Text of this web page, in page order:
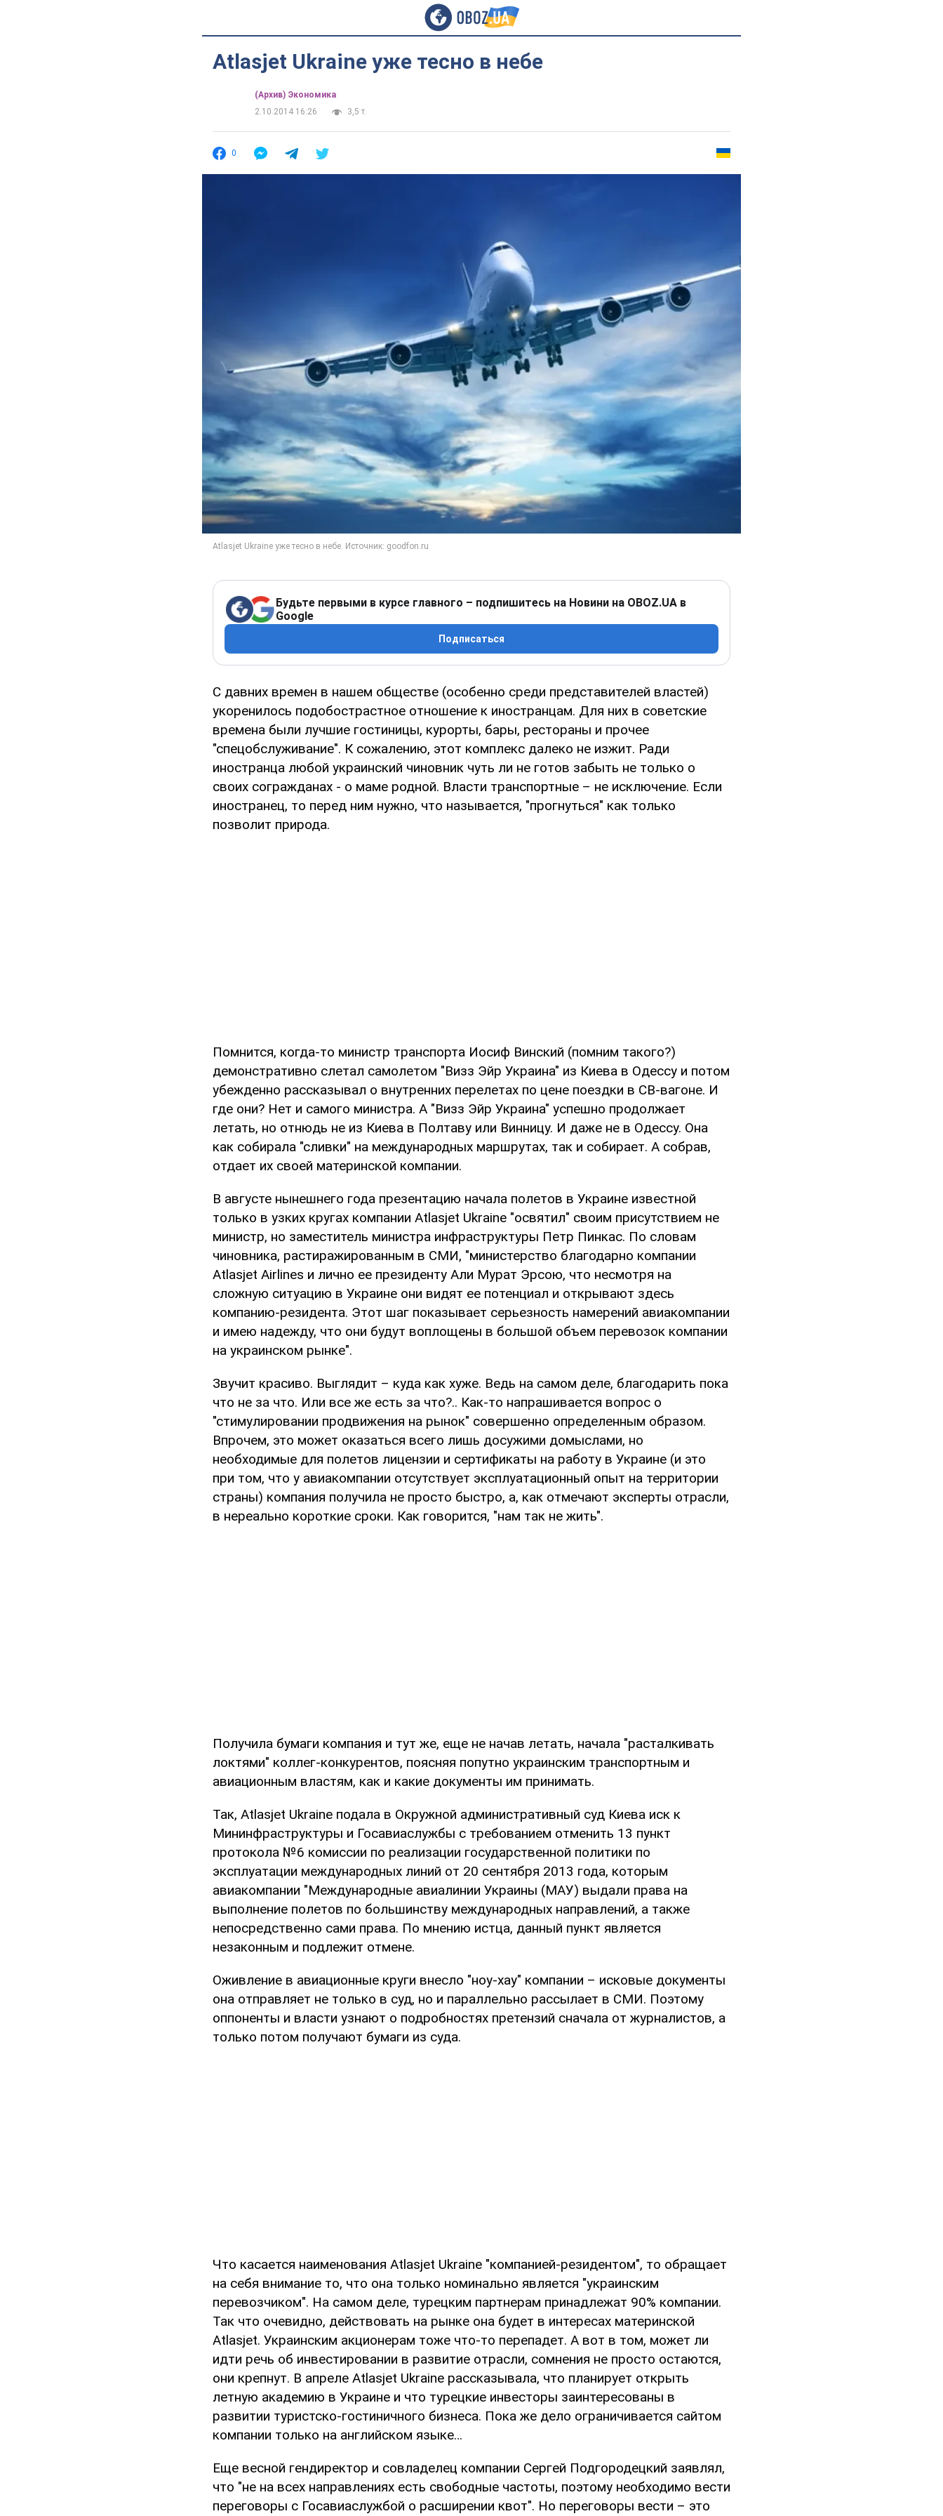
Atlasjet Ukraine уже тесно в небе
(Архив) Экономика
2.10.2014 16:26
3,5 т.
0
Будьте первыми в курсе главного – подпишитесь на Новини на OBOZ.UA в
Google
Подписаться
С давних времен в нашем обществе (особенно среди представителей властей)
укоренилось подобострастное отношение к иностранцам. Для них в советские
времена были лучшие гостиницы, курорты, бары, рестораны и прочее
"спецобслуживание". К сожалению, этот комплекс далеко не изжит. Ради
иностранца любой украинский чиновник чуть ли не готов забыть не только о
своих согражданах - о маме родной. Власти транспортные – не исключение. Если
иностранец, то перед ним нужно, что называется, "прогнуться" как только
позволит природа.
Помнится, когда-то министр транспорта Иосиф Винский (помним такого?)
демонстративно слетал самолетом "Визз Эйр Украина" из Киева в Одессу и потом
убежденно рассказывал о внутренних перелетах по цене поездки в СВ-вагоне. И
где они? Нет и самого министра. А "Визз Эйр Украина" успешно продолжает
летать, но отнюдь не из Киева в Полтаву или Винницу. И даже не в Одессу. Она
как собирала "сливки" на международных маршрутах, так и собирает. А собрав,
отдает их своей материнской компании.
В августе нынешнего года презентацию начала полетов в Украине известной
только в узких кругах компании Atlasjet Ukraine "освятил" своим присутствием не
министр, но заместитель министра инфраструктуры Петр Пинкас. По словам
чиновника, растиражированным в СМИ, "министерство благодарно компании
Atlasjet Airlines и лично ее президенту Али Мурат Эрсою, что несмотря на
сложную ситуацию в Украине они видят ее потенциал и открывают здесь
компанию-резидента. Этот шаг показывает серьезность намерений авиакомпании
и имею надежду, что они будут воплощены в большой объем перевозок компании
на украинском рынке".
Звучит красиво. Выглядит – куда как хуже. Ведь на самом деле, благодарить пока
что не за что. Или все же есть за что?.. Как-то напрашивается вопрос о
"стимулировании продвижения на рынок" совершенно определенным образом.
Впрочем, это может оказаться всего лишь досужими домыслами, но
необходимые для полетов лицензии и сертификаты на работу в Украине (и это
при том, что у авиакомпании отсутствует эксплуатационный опыт на территории
страны) компания получила не просто быстро, а, как отмечают эксперты отрасли,
в нереально короткие сроки. Как говорится, "нам так не жить".
Получила бумаги компания и тут же, еще не начав летать, начала "расталкивать
локтями" коллег-конкурентов, поясняя попутно украинским транспортным и
авиационным властям, как и какие документы им принимать.
Так, Atlasjet Ukraine подала в Окружной административный суд Киева иск к
Мининфраструктуры и Госавиаслужбы с требованием отменить 13 пункт
протокола №6 комиссии по реализации государственной политики по
эксплуатации международных линий от 20 сентября 2013 года, которым
авиакомпании "Международные авиалинии Украины (МАУ) выдали права на
выполнение полетов по большинству международных направлений, а также
непосредственно сами права. По мнению истца, данный пункт является
незаконным и подлежит отмене.
Оживление в авиационные круги внесло "ноу-хау" компании – исковые документы
она отправляет не только в суд, но и параллельно рассылает в СМИ. Поэтому
оппоненты и власти узнают о подробностях претензий сначала от журналистов, а
только потом получают бумаги из суда.
Что касается наименования Atlasjet Ukraine "компанией-резидентом", то обращает
на себя внимание то, что она только номинально является "украинским
перевозчиком". На самом деле, турецким партнерам принадлежат 90% компании.
Так что очевидно, действовать на рынке она будет в интересах материнской
Atlasjet. Украинским акционерам тоже что-то перепадет. А вот в том, может ли
идти речь об инвестировании в развитие отрасли, сомнения не просто остаются,
они крепнут. В апреле Atlasjet Ukraine рассказывала, что планирует открыть
летную академию в Украине и что турецкие инвесторы заинтересованы в
развитии туристско-гостиничного бизнеса. Пока же дело ограничивается сайтом
компании только на английском языке…
Еще весной гендиректор и совладелец компании Сергей Подгородецкий заявлял,
что "не на всех направлениях есть свободные частоты, поэтому необходимо вести
переговоры с Госавиаслужбой о расширении квот". Но переговоры вести – это